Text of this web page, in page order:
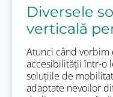
Diversele
verticală
Atunci când
accesibilității într-o
soluțiile de
adaptate nevoilor